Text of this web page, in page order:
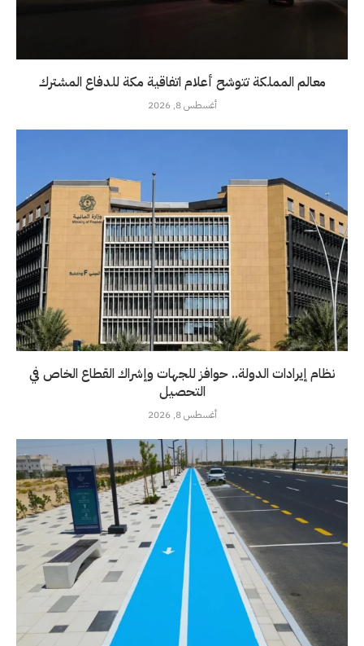
معالم المملكة تتوشح أعلام اتفاقية مكة للدفاع المشترك
أغسطس 8, 2026
نظام إيرادات الدولة.. حوافز للجهات وإشراك القطاع الخاص في
التحصيل
أغسطس 8, 2026